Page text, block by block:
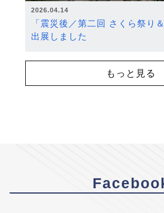
2026.04.14
「震災後／第二回 さくら祭り
出展しました
もっと見る